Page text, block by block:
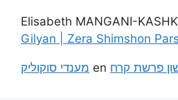
Elisabeth MANGANI-
Gilyan | Zera Shimshon
מענדי סוקוליק en פרשת קרח